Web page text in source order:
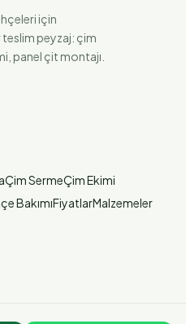
için
peyzaj: çim
panel çit montajı.
Çim SermeÇim Ekimi
BakımıFiyatlarMalzemeler